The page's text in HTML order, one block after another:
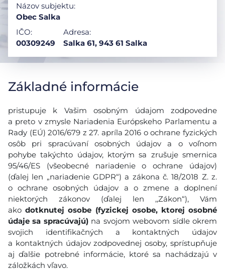
Názov subjektu:
Obec Salka
IČO:
00309249
Adresa:
Salka 61, 943 61 Salka
Základné informácie
pristupuje k Vašim osobným údajom zodpovedne
a preto v zmysle Nariadenia Európskeho Parlamentu a
Rady (EÚ) 2016/679 z 27. apríla 2016 o ochrane fyzických
osôb pri spracúvaní osobných údajov a o voľnom
pohybe takýchto údajov, ktorým sa zrušuje smernica
95/46/ES (všeobecné nariadenie o ochrane údajov)
(ďalej len „nariadenie GDPR“) a zákona č. 18/2018 Z. z.
o ochrane osobných údajov a o zmene a doplnení
niektorých zákonov (ďalej len ,,Zákon“), Vám
akodotknutej osobe (fyzickej osobe, ktorej osobné
údaje sa spracúvajú)na svojom webovom sídle okrem
svojich identifikačných a kontaktných údajov
a kontaktných údajov zodpovednej osoby, sprístupňuje
aj ďalšie potrebné informácie, ktoré sa nachádzajú v
záložkách vľavo.